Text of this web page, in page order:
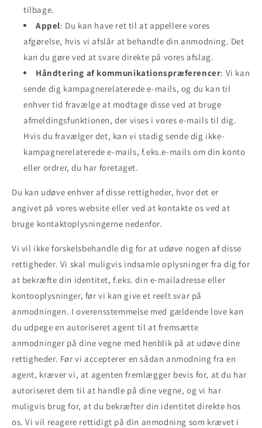
tilbage.
Appel: Du kan have ret til at appellere vores
afgørelse, hvis vi afslår at behandle din anmodning. Det
kan du gøre ved at svare direkte på vores afslag.
Håndtering af kommunikationspræferencer: Vi kan
sende dig kampagnerelaterede e-mails, og du kan til
enhver tid fravælge at modtage disse ved at bruge
afmeldingsfunktionen, der vises i vores e-mails til dig.
Hvis du fravælger det, kan vi stadig sende dig ikke-
kampagnerelaterede e-mails, f.eks.e-mails om din konto
eller ordrer, du har foretaget.
Du kan udøve enhver af disse rettigheder, hvor det er
angivet på vores website eller ved at kontakte os ved at
bruge kontaktoplysningerne nedenfor.
Vi vil ikke forskelsbehandle dig for at udøve nogen af disse
rettigheder. Vi skal muligvis indsamle oplysninger fra dig for
at bekræfte din identitet, f.eks. din e-mailadresse eller
kontooplysninger, før vi kan give et reelt svar på
anmodningen. I overensstemmelse med gældende love kan
du udpege en autoriseret agent til at fremsætte
anmodninger på dine vegne med henblik på at udøve dine
rettigheder. Før vi accepterer en sådan anmodning fra en
agent, kræver vi, at agenten fremlægger bevis for, at du har
autoriseret dem til at handle på dine vegne, og vi har
muligvis brug for, at du bekræfter din identitet direkte hos
os. Vi vil reagere rettidigt på din anmodning som krævet i